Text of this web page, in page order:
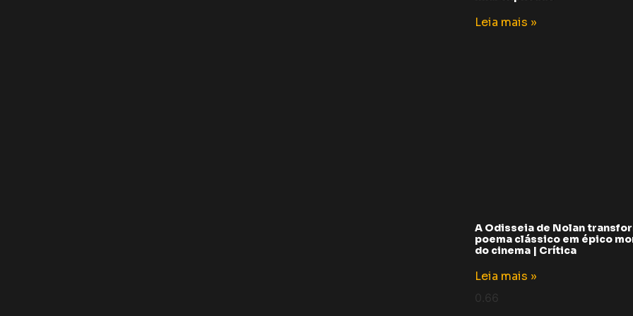
Leia mais »
A Odisseia de Nolan
poema clássico em épico
do cinema | Crítica
Leia mais »